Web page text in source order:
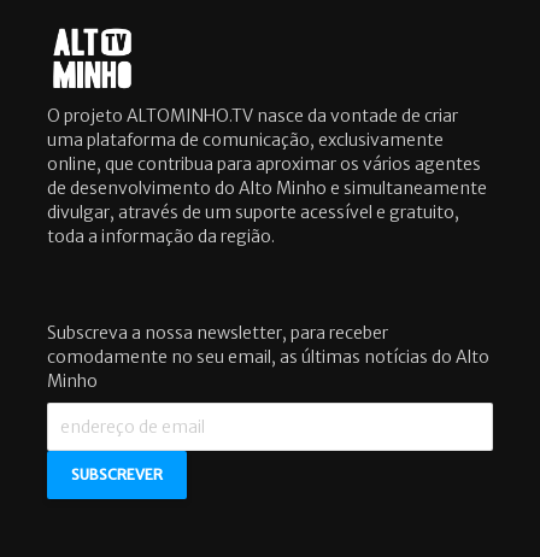
O projeto ALTOMINHO.TV nasce da vontade de criar
uma plataforma de comunicação, exclusivamente
online, que contribua para aproximar os vários agentes
de desenvolvimento do Alto Minho e simultaneamente
divulgar, através de um suporte acessível e gratuito,
toda a informação da região.
Subscreva a nossa newsletter, para receber
comodamente no seu email, as últimas notícias do Alto
Minho